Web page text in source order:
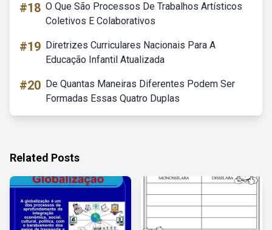
#18 O Que São Processos De Trabalhos Artísticos
Coletivos E Colaborativos
#19 Diretrizes Curriculares Nacionais Para A
Educação Infantil Atualizada
#20 De Quantas Maneiras Diferentes Podem Ser
Formadas Essas Quatro Duplas
Related Posts